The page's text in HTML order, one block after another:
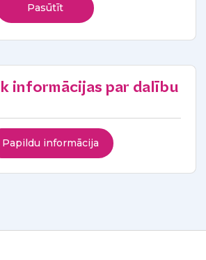
Pasūtīt
informācijas par dalību
Papildu informācija